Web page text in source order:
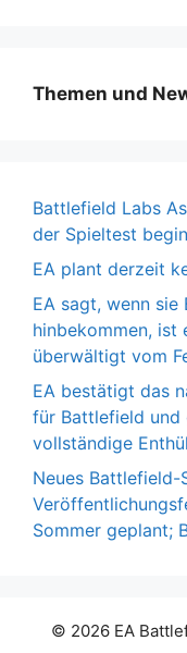
Themen und
Battlefield Labs
der Spieltest
EA plant derzeit
EA sagt, wenn sie
hinbekommen, ist
überwältigt vom
EA bestätigt das
für Battlefield und
vollständige
Neues
Sommer geplant;
© 2026 EA